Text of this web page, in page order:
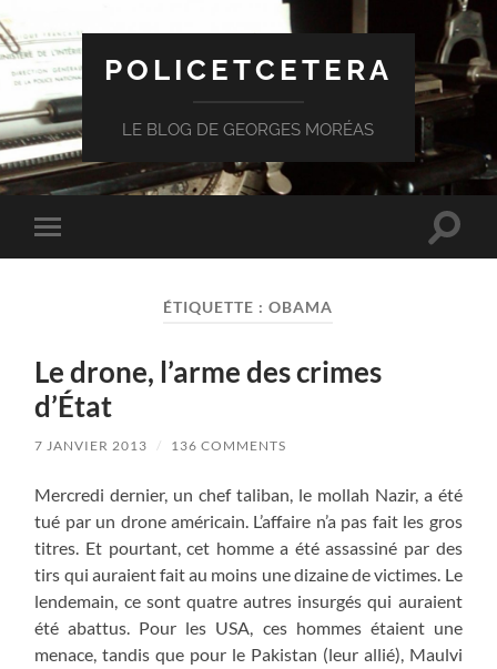
POLICETCETERA
LE BLOG DE GEORGES MORÉAS
Toggle
mobile
Toggle
ÉTIQUETTE :OBAMA
Le drone, l’arme des crimes
d’État
7 JANVIER 2013 / 136 COMMENTS
Mercredi dernier, un chef taliban, le mollah Nazir, a été
tué par un drone américain. L’affaire n’a pas fait les gros
titres. Et pourtant, cet homme a été assassiné par des
tirs qui auraient fait au moins une dizaine de victimes. Le
lendemain, ce sont quatre autres insurgés qui auraient
été abattus. Pour les USA, ces hommes étaient une
menace, tandis que pour le Pakistan (leur allié), Maulvi